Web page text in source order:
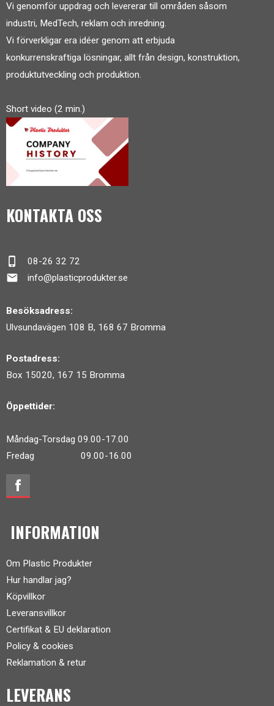
Vi genomför uppdrag och levererar till områden såsom
industri, MedTech, reklam och inredning.
Vi förverkligar era idéer genom att erbjuda
konkurrenskraftiga lösningar, allt från design, konstruktion,
produktutveckling och produktion.
Short video (2 min.)
KONTAKTA OSS
phone_iphone 08-26 32 72
mail info@plasticprodukter.se
Besöksadress:
Ulvsundavägen 108 B, 168 67 Bromma
Postadress:
Box 15020, 167 15 Bromma
Öppettider:
Måndag-Torsdag 09.00-17.00
Fredag 09.00-16.00
INFORMATION
Om Plastic Produkter
Hur handlar jag?
Köpvillkor
Leveransvillkor
Certifikat & EU deklaration
Policy & cookies
Reklamation & retur
LEVERANS